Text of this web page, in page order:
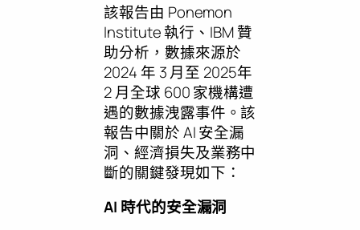
該報告由 Ponemon
Institute 執行、IBM 贊
助分析，數據來源於
2024 年 3 月至 2025年
2 月全球 600 家機構遭
遇的數據洩露事件。該
報告中關於 AI 安全漏
洞、經濟損失及業務中
斷的關鍵發現如下：
AI 時代的安全漏洞